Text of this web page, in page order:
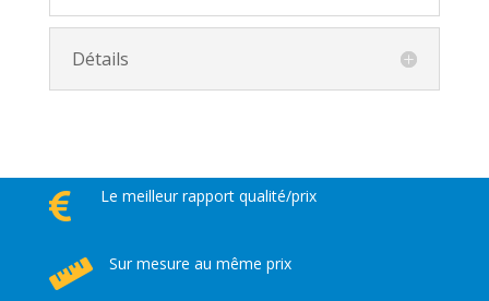
Détails
 Le meilleur rapport qualité/prix
 Sur mesure au même prix